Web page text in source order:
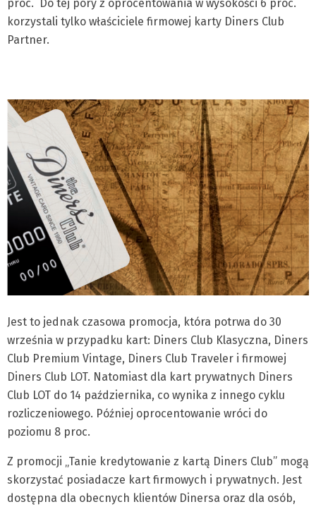
proc. Do tej pory z oprocentowania w wysokości 6 proc.
korzystali tylko właściciele firmowej karty Diners Club
Partner.
Jest to jednak czasowa promocja, która potrwa do 30
września w przypadku kart: Diners Club Klasyczna, Diners
Club Premium Vintage, Diners Club Traveler i firmowej
Diners Club LOT. Natomiast dla kart prywatnych Diners
Club LOT do 14 października, co wynika z innego cyklu
rozliczeniowego. Później oprocentowanie wróci do
poziomu 8 proc.
Z promocji „Tanie kredytowanie z kartą Diners Club” mogą
skorzystać posiadacze kart firmowych i prywatnych. Jest
dostępna dla obecnych klientów Dinersa oraz dla osób,